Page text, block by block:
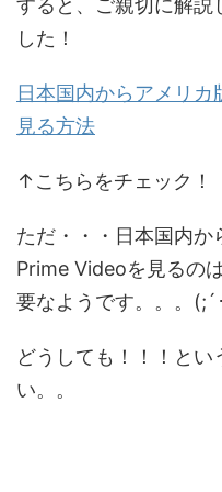
すると、ご親切に解説
した！
日本国内からアメリ
見る方法
↑こちらをチェック！
ただ・・・日本国内
Prime Videoを見るの
要なようです。。。
どうしても！！！とい
い。。